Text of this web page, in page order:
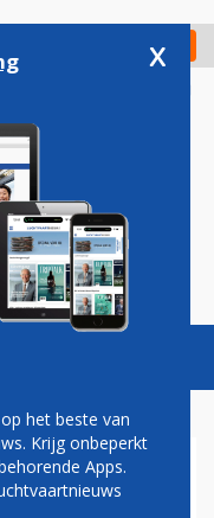
Check in
Vacatures
x
het beste van
Krijg onbeperkt
Apps.